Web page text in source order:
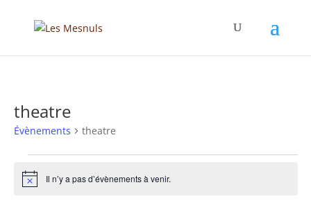
theatre
Évènements theatre
Évènements
Notice Il n’y a pas d’évènements à venir.